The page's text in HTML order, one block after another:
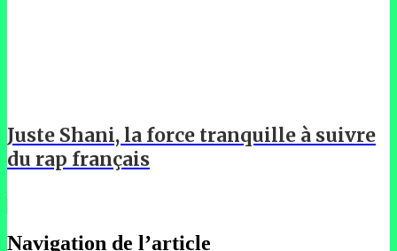
Juste Shani, la force tranquille à suivre
du rap français
Navigation de l’article